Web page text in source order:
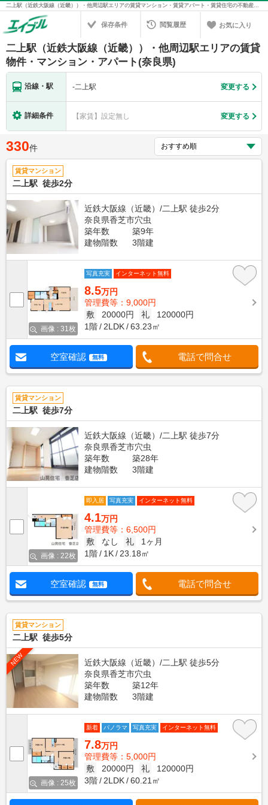
二上駅（近鉄大阪線（近畿））・他周辺駅エリアの賃貸マンション・賃貸アパート・賃貸住宅の不動産情報を検索！不動産賃貸の物件探しは、お部屋探しのエイブル
保存条件 閲覧履歴 お気に入り
二上駅（近鉄大阪線（近畿））・他周辺駅エリアの賃貸
物件・マンション・アパート(奈良県)
沿線・駅 -二上駅 変更する
詳細条件 【家賃】設定無し 変更する
330件
賃貸マンション
二上駅 徒歩2分
近鉄大阪線（近畿）/二上駅 徒歩2分
奈良県香芝市穴虫
築年数
築9年
建物階数
3階建
画像 : 31枚
写真充実 インターネット無料
8.5万円
管理費等：9,000円
敷
20000円 礼
120000円
1階
2LDK 63.23㎡
空室確認 無料 電話で問合せ
賃貸マンション
二上駅 徒歩7分
近鉄大阪線（近畿）/二上駅 徒歩7分
奈良県香芝市穴虫
築年数
築28年
建物階数
3階建
画像 : 22枚
即入居 写真充実 インターネット無料
4.1万円
管理費等：6,500円
敷
なし 礼
1ヶ月
1階
1K 23.18㎡
空室確認 無料 電話で問合せ
賃貸マンション
二上駅 徒歩5分
NEW
近鉄大阪線（近畿）/二上駅 徒歩5分
奈良県香芝市穴虫
築年数
築12年
建物階数
3階建
画像 : 25枚
新着 パノラマ 写真充実 インターネット無料
7.8万円
管理費等：5,000円
敷
20000円 礼
120000円
3階
2LDK 60.21㎡